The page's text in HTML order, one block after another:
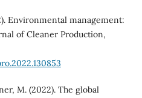
Environmental management:
of Cleaner Production,
M. (2022). The global